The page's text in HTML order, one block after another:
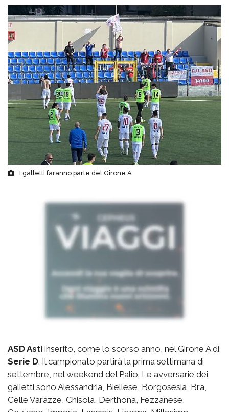
I galletti faranno parte del Girone A
ASD Asti inserito, come lo scorso anno, nel Girone A di
Serie D. Il campionato partirà la prima settimana di
settembre, nel weekend del Palio. Le avversarie dei
galletti sono Alessandria, Biellese, Borgosesia, Bra,
Celle Varazze, Chisola, Derthona, Fezzanese,